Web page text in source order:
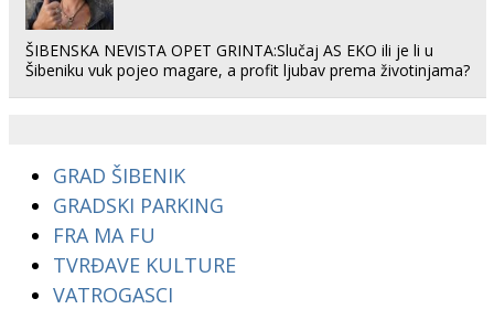
ŠIBENSKA NEVISTA OPET GRINTA:Slučaj AS EKO ili je li u
Šibeniku vuk pojeo magare, a profit ljubav prema životinjama?
GRAD ŠIBENIK
GRADSKI PARKING
FRA MA FU
TVRĐAVE KULTURE
VATROGASCI